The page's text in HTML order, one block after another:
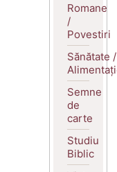
Romane
/
Povestiri
Sănătate /
Semne
de
carte
Studiu
Biblic